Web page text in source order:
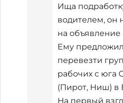
Ища
водителем, он
на объявление
Ему
перевезти
рабочих с юга
(Пирот, Ниш) в
На первый